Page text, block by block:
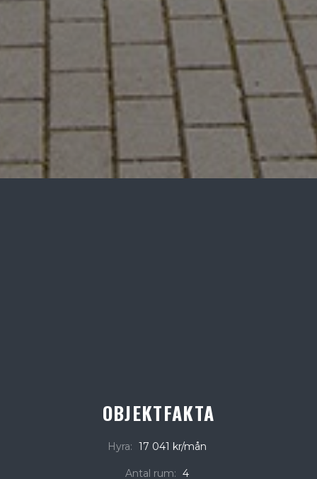
OBJEKTFAKTA
Hyra: 17 041 kr/mån
Antal rum: 4